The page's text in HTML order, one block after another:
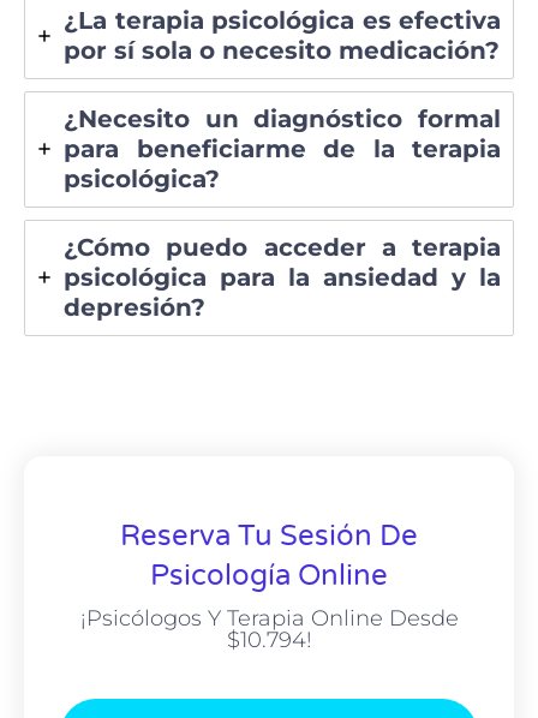
¿La terapia psicológica es efectiva
por sí sola o necesito medicación?
¿Necesito un diagnóstico formal
para beneficiarme de la terapia
psicológica?
¿Cómo puedo acceder a terapia
psicológica para la ansiedad y la
depresión?
Reserva Tu Sesión De
Psicología Online
¡Psicólogos Y Terapia Online Desde
$10.794!